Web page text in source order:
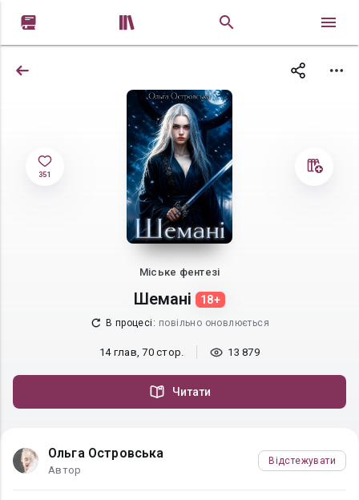
 
351
Міське фентезі
Шемані 18+
В процесі : повільно оновлюється
14 глав, 70 стор. 13 879
Читати
Ольга Островська
Автор
Відстежувати